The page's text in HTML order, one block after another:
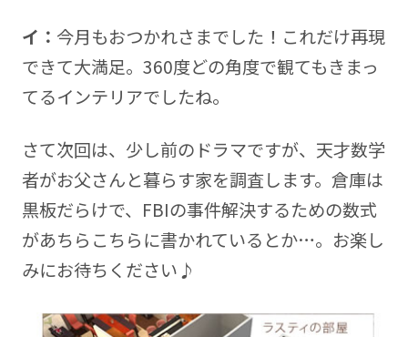
イ： 今月もおつかれさまでした！これだけ再現
できて大満足。360度どの角度で観てもきまっ
てるインテリアでしたね。
さて次回は、少し前のドラマですが、天才数学
者がお父さんと暮らす家を調査します。倉庫は
黒板だらけで、FBIの事件解決するための数式
があちらこちらに書かれているとか…。お楽し
みにお待ちください♪